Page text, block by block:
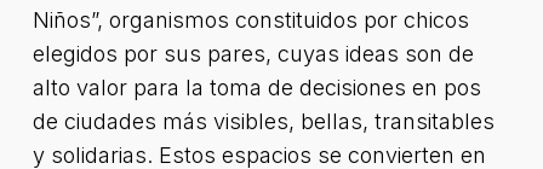
Niños”, organismos constituidos por chicos
elegidos por sus pares, cuyas ideas son de
alto valor para la toma de decisiones en pos
de ciudades más visibles, bellas, transitables
y solidarias. Estos espacios se convierten en